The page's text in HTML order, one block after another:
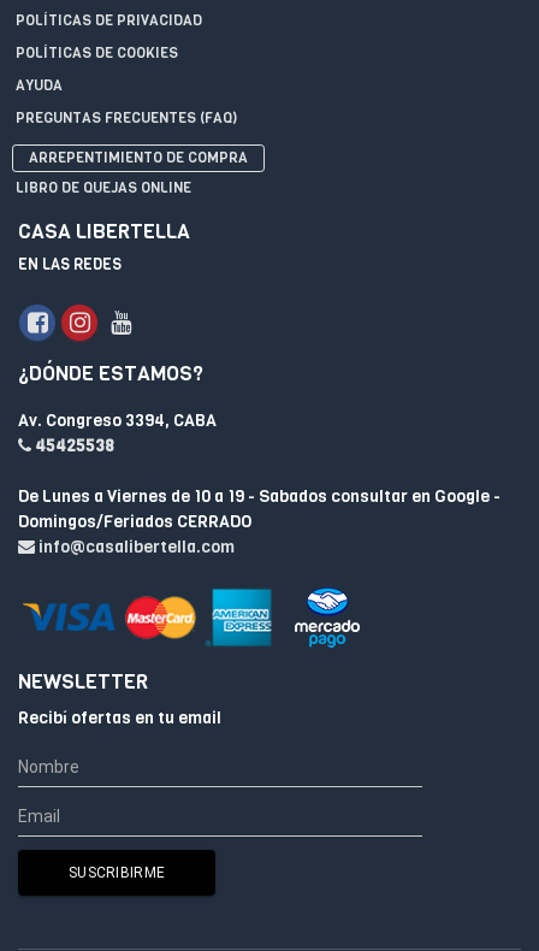
POLÍTICAS DE PRIVACIDAD
POLÍTICAS DE COOKIES
AYUDA
PREGUNTAS FRECUENTES (FAQ)
ARREPENTIMIENTO DE COMPRA
LIBRO DE QUEJAS ONLINE
CASA LIBERTELLA
EN LAS REDES
¿DÓNDE ESTAMOS?
Av. Congreso 3394, CABA
45425538
De Lunes a Viernes de 10 a 19 - Sabados consultar en Google -
Domingos/Feriados CERRADO
info@casalibertella.com
NEWSLETTER
Recibí ofertas en tu email